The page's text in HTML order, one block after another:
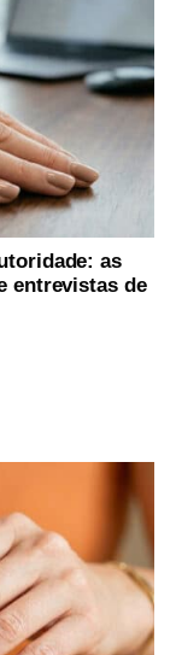
as
entrevistas de